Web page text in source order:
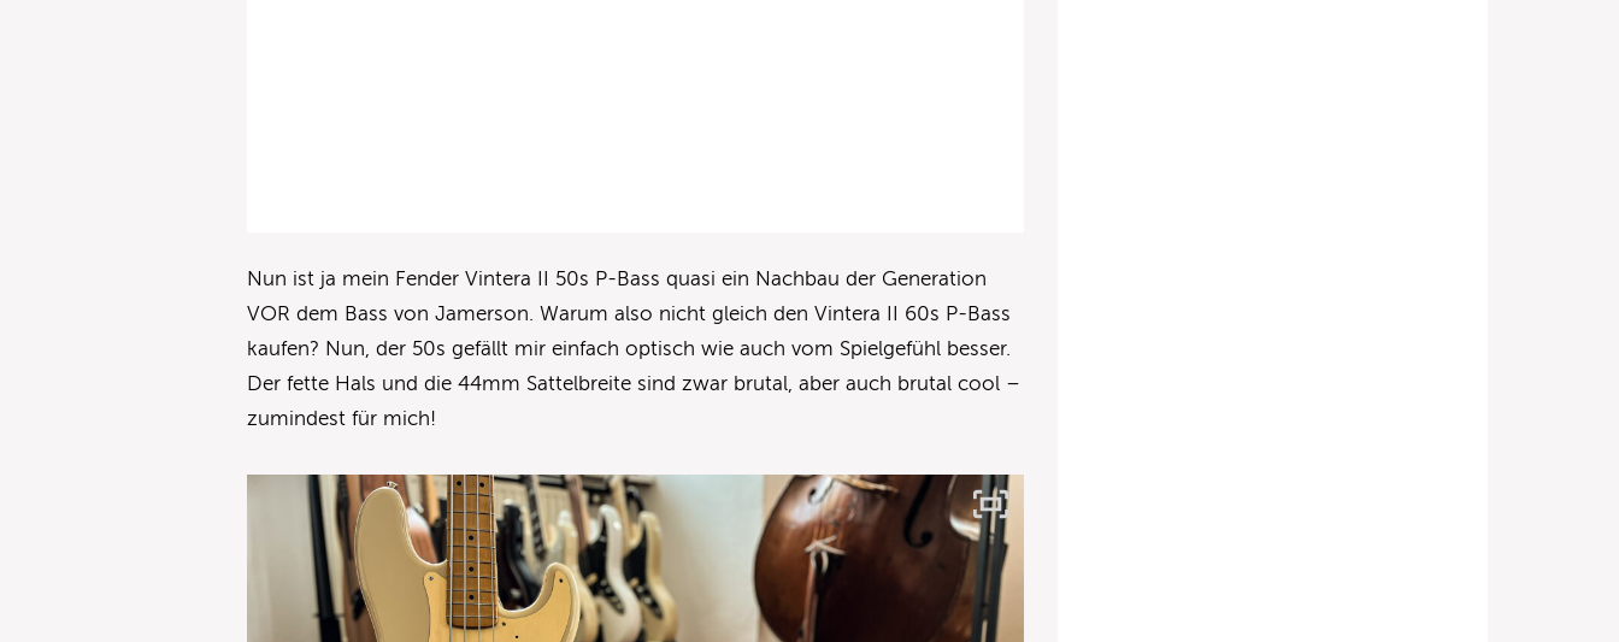
Nun ist ja mein Fender Vintera II 50s P-Bass quasi ein Nachbau der Generation
VOR dem Bass von Jamerson. Warum also nicht gleich den Vintera II 60s P-Bass
kaufen? Nun, der 50s gefällt mir einfach optisch wie auch vom Spielgefühl besser.
Der fette Hals und die 44mm Sattelbreite sind zwar brutal, aber auch brutal cool –
zumindest für mich!